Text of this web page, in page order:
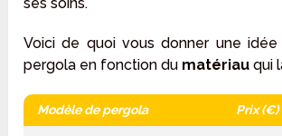
Voici de quoi vous donner une idée
pergola en fonction du matériau qui
Modèle de pergola Prix (€)